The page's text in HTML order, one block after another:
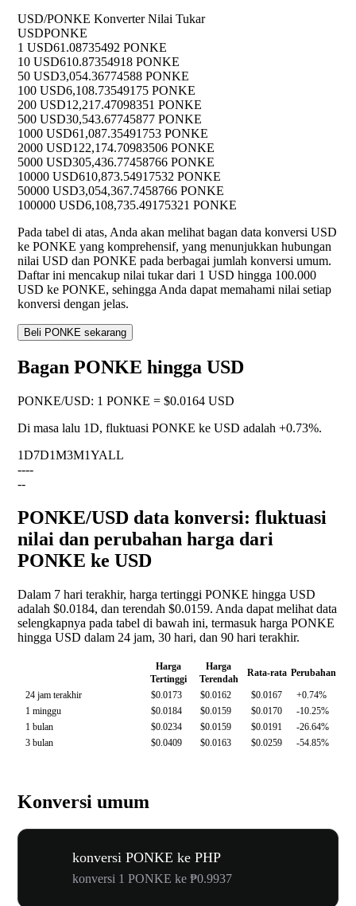
USD/PONKE Konverter Nilai Tukar
USDPONKE
1 USD61.08735492 PONKE
10 USD610.87354918 PONKE
50 USD3,054.36774588 PONKE
100 USD6,108.73549175 PONKE
200 USD12,217.47098351 PONKE
500 USD30,543.67745877 PONKE
1000 USD61,087.35491753 PONKE
2000 USD122,174.70983506 PONKE
5000 USD305,436.77458766 PONKE
10000 USD610,873.54917532 PONKE
50000 USD3,054,367.7458766 PONKE
100000 USD6,108,735.49175321 PONKE
Pada tabel di atas, Anda akan melihat bagan data konversi USD
ke PONKE yang komprehensif, yang menunjukkan hubungan
nilai USD dan PONKE pada berbagai jumlah konversi umum.
Daftar ini mencakup nilai tukar dari 1 USD hingga 100.000
USD ke PONKE, sehingga Anda dapat memahami nilai setiap
konversi dengan jelas.
Beli PONKE sekarang
Bagan PONKE hingga USD
PONKE/USD: 1 PONKE = $0.0164 USD
Di masa lalu 1D, fluktuasi PONKE ke USD adalah +0.73%.
1D7D1M3M1YALL
----
--
PONKE/USD data konversi: fluktuasi
nilai dan perubahan harga dari
PONKE ke USD
Dalam 7 hari terakhir, harga tertinggi PONKE hingga USD
adalah $0.0184, dan terendah $0.0159. Anda dapat melihat data
selengkapnya pada tabel di bawah ini, termasuk harga PONKE
hingga USD dalam 24 jam, 30 hari, dan 90 hari terakhir.
Harga
Tertinggi
Harga
Terendah
Rata-rata Perubahan
24 jam terakhir
$0.0173 $0.0162 $0.0167
+0.74%
1 minggu
$0.0184 $0.0159 $0.0170
-10.25%
1 bulan
$0.0234 $0.0159 $0.0191
-26.64%
3 bulan
$0.0409 $0.0163 $0.0259 -54.85%
Konversi umum
konversi PONKE ke PHP
konversi 1 PONKE ke ₱0.9937